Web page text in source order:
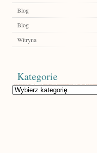
Blog
Blog
Witryna
Kategorie
Kategorie